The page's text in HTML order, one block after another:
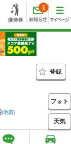
1
登録
(地図)
フォト
天気